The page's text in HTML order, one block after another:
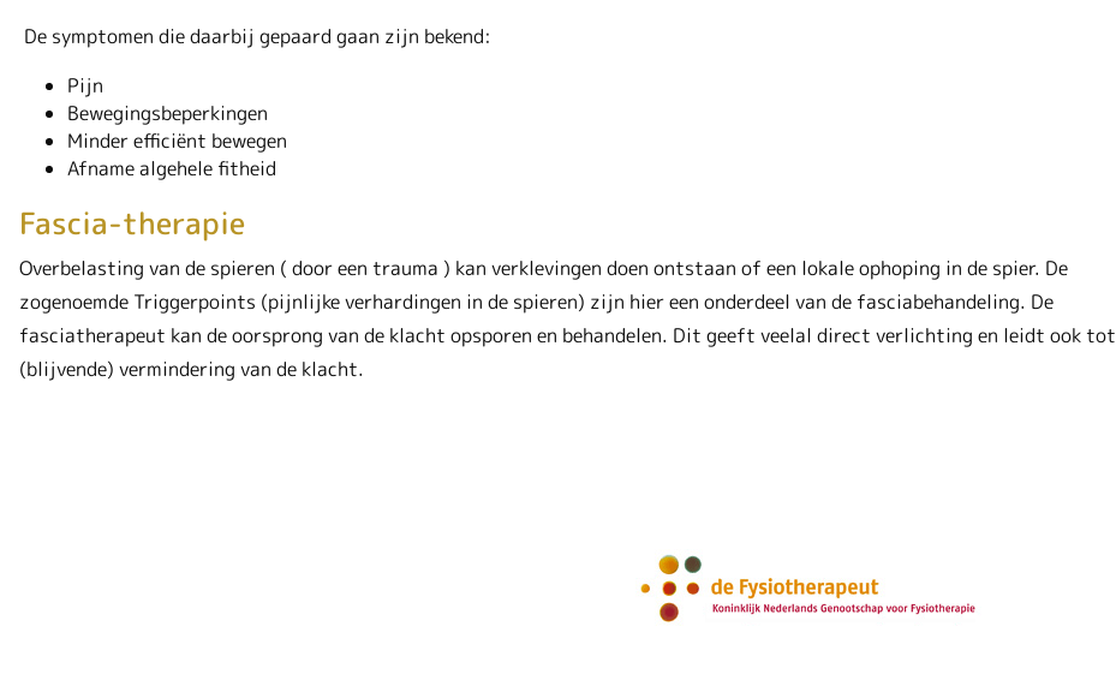
De symptomen die daarbij gepaard gaan zijn bekend:
Pijn
Bewegingsbeperkingen
Minder efficiënt bewegen
Afname algehele fitheid
Fascia-therapie
Overbelasting van de spieren ( door een trauma ) kan verklevingen doen ontstaan of een lokale ophoping in de spier. De
zogenoemde Triggerpoints (pijnlijke verhardingen in de spieren) zijn hier een onderdeel van de fasciabehandeling. De
fasciatherapeut kan de oorsprong van de klacht opsporen en behandelen. Dit geeft veelal direct verlichting en leidt ook tot
(blijvende) vermindering van de klacht.